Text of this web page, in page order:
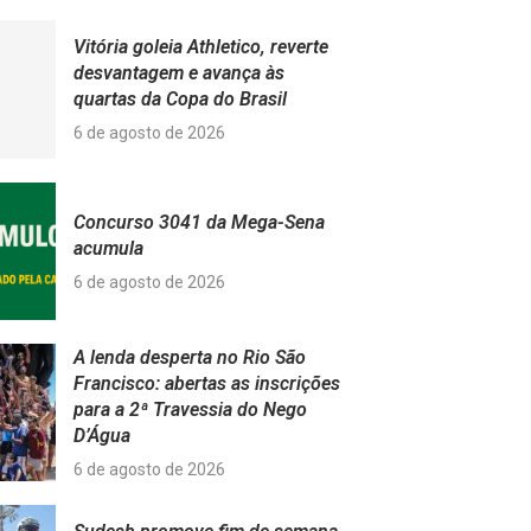
Vitória goleia Athletico, reverte
desvantagem e avança às
quartas da Copa do Brasil
6 de agosto de 2026
Concurso 3041 da Mega-Sena
acumula
6 de agosto de 2026
A lenda desperta no Rio São
Francisco: abertas as inscrições
para a 2ª Travessia do Nego
D’Água
6 de agosto de 2026